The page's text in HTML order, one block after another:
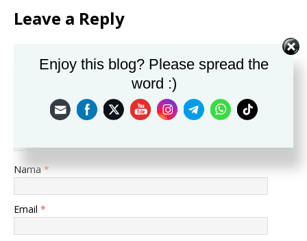
Leave a Reply
Komentar
Nama *
Email *
Enjoy this blog? Please spread the
word :)